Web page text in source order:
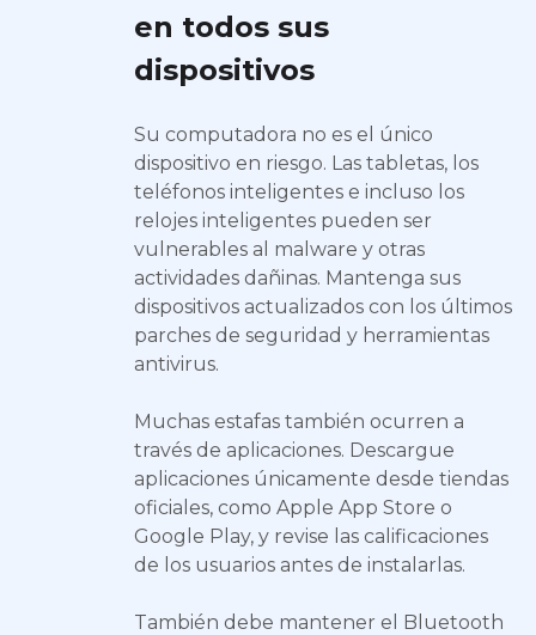
en todos sus
dispositivos
Su computadora no es el único
dispositivo en riesgo. Las tabletas, los
teléfonos inteligentes e incluso los
relojes inteligentes pueden ser
vulnerables al malware y otras
actividades dañinas. Mantenga sus
dispositivos actualizados con los últimos
parches de seguridad y herramientas
antivirus.
Muchas estafas también ocurren a
través de aplicaciones. Descargue
aplicaciones únicamente desde tiendas
oficiales, como Apple App Store o
Google Play, y revise las calificaciones
de los usuarios antes de instalarlas.
También debe mantener el Bluetooth